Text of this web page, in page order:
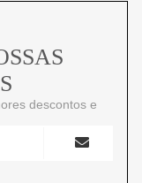
descontos e